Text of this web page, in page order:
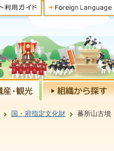
国・府指定文化財 蕃所山古墳